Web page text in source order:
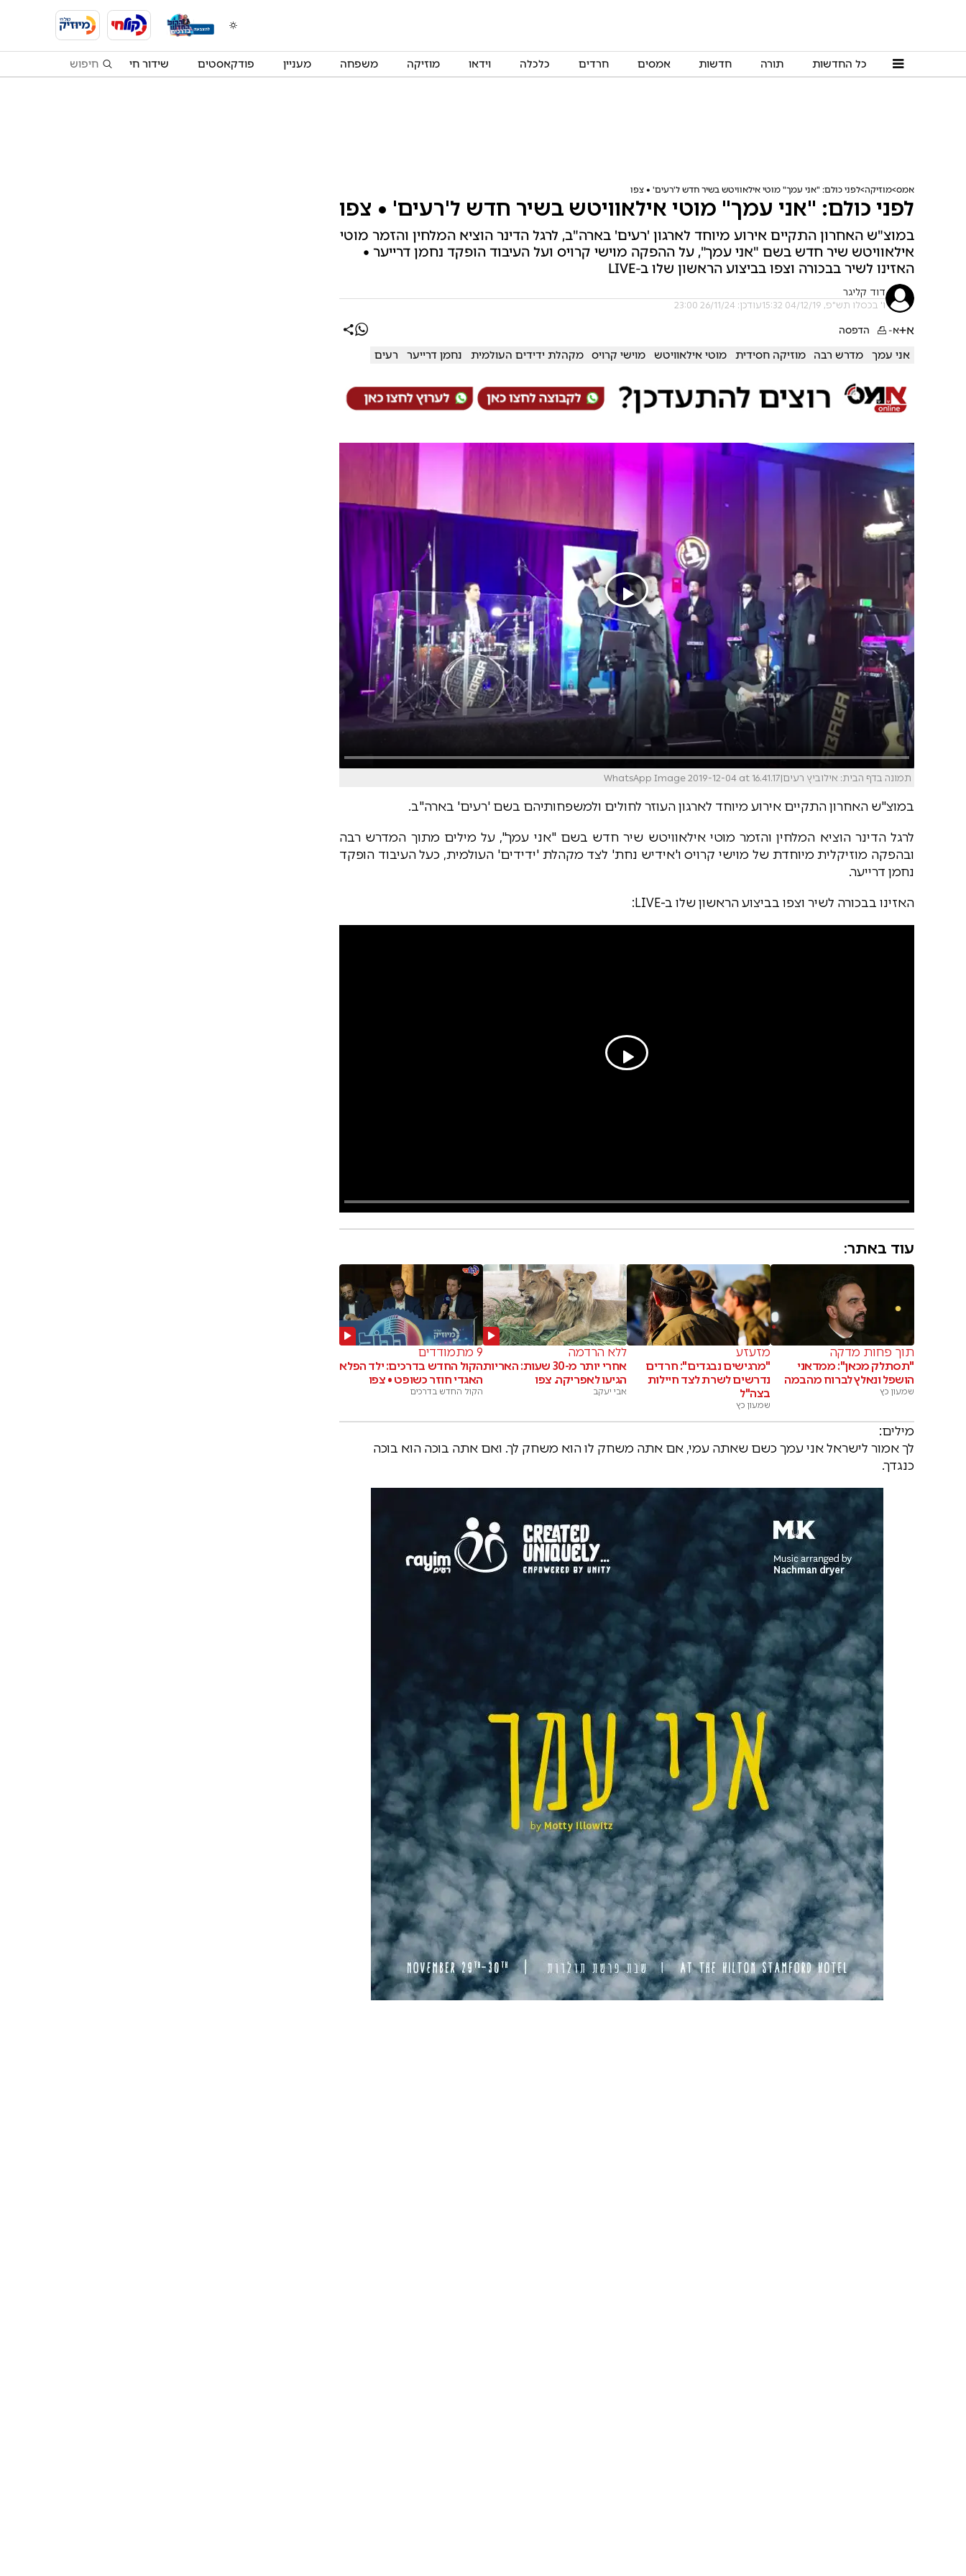
כל החדשות תורה חדשות אמסים חרדים כלכלה וידאו מוזיקה משפחה מעניין פודקאסטים שידור חי
אמס מוזיקה לפני כולם: "אני עמך" מוטי אילאוויטש בשיר חדש ל'רעים' • צפו
לפני כולם: "אני עמך" מוטי אילאוויטש בשיר חדש ל'רעים' • צפו
במוצ"ש האחרון התקיים אירוע מיוחד לארגון 'רעים' בארה"ב, לרגל הדינר הוציא המלחין והזמר מוטי
אילאוויטש שיר חדש בשם "אני עמך", על ההפקה מוישי קרויס ועל העיבוד הופקד נחמן דרייער •
האזינו לשיר בבכורה וצפו בביצוע הראשון שלו ב-LIVE
דוד קליגר
ו' בכסלו תש"פ, 04/12/19 15:32 עודכן: 26/11/24 23:00
א+א- הדפסה
אני עמך מדרש רבה מוזיקה חסידית מוטי אילאוויטש מוישי קרויס מקהלת ידידים העולמית נחמן דרייער רעים
תמונה בדף הבית: אילוביץ רעים|WhatsApp Image 2019-12-04 at 16.41.17
במוצ"ש האחרון התקיים אירוע מיוחד לארגון העוזר לחולים ולמשפחותיהם בשם 'רעים' בארה"ב.
לרגל הדינר הוציא המלחין והזמר מוטי אילאוויטש שיר חדש בשם "אני עמך", על מילים מתוך המדרש רבה
ובהפקה מוזיקלית מיוחדת של מוישי קרויס ו'אידיש נחת' לצד מקהלת 'ידידים' העולמית, כעל העיבוד הופקד
נחמן דרייער.
האזינו בבכורה לשיר וצפו בביצוע הראשון שלו ב-LIVE:
עוד באתר:
תוך פחות מדקה
"תסתלק מכאן": ממדאני
הושפל ונאלץ לברוח מהבמה
שמעון כץ
מזעזע
"מרגישים נבגדים": חרדים
נדרשים לשרת לצד חיילות
בצה"ל
שמעון כץ
ללא הרדמה
אחרי יותר מ-30 שעות: האריות
הגיעו לאפריקה. צפו
אבי יעקב
9 מתמודדים
הקול החדש בדרכים: ילד הפלא
האגדי חוזר כשופט • צפו
הקול החדש בדרכים
מילים:
לך אמור לישראל אני עמך כשם שאתה עמי, אם אתה משחק לו הוא משחק לך. ואם אתה בוכה הוא בוכה
כנגדך.